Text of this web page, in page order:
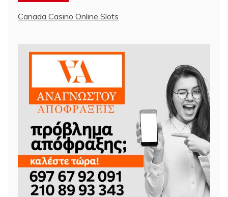
Canada Casino Online Slots